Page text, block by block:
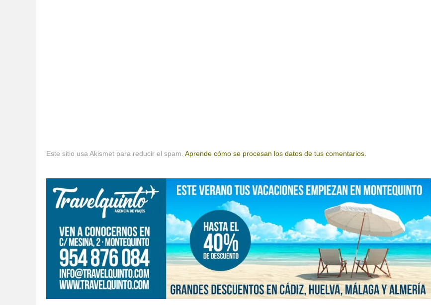
Este sitio usa Akismet para reducir el spam. Aprende cómo se procesan los datos de tus comentarios.